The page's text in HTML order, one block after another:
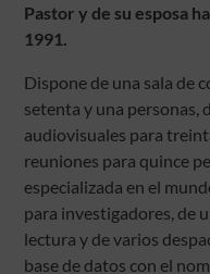
Pastor y de su esposa
1991.
Dispone de una sala de
setenta y una personas,
audiovisuales para
reuniones para quince
especializada en el
para investigadores, de
lectura y de varios
base de datos con el